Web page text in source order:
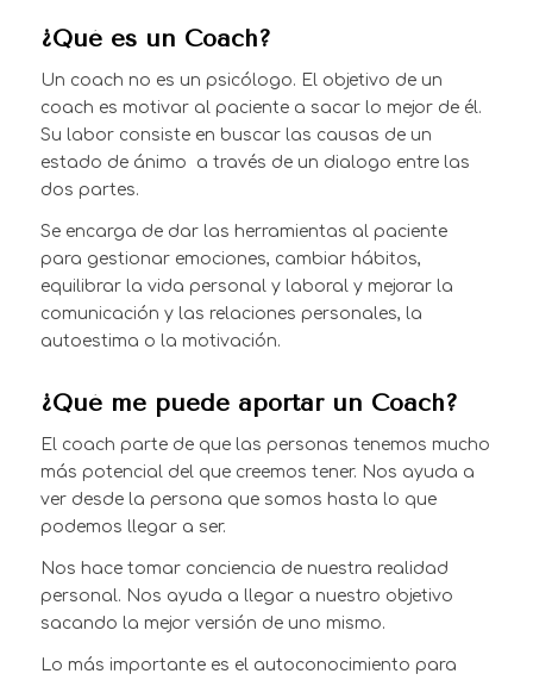
¿Qué es un Coach?
Un coach no es un psicólogo. El objetivo de un
coach es motivar al paciente a sacar lo mejor de él.
Su labor consiste en buscar las causas de un
estado de ánimo a través de un dialogo entre las
dos partes.
Se encarga de dar las herramientas al paciente
para gestionar emociones, cambiar hábitos,
equilibrar la vida personal y laboral y mejorar la
comunicación y las relaciones personales, la
autoestima o la motivación.
¿Qué me puede aportar un Coach?
El coach parte de que las personas tenemos mucho
más potencial del que creemos tener. Nos ayuda a
ver desde la persona que somos hasta lo que
podemos llegar a ser.
Nos hace tomar conciencia de nuestra realidad
personal. Nos ayuda a llegar a nuestro objetivo
sacando la mejor versión de uno mismo.
Lo más importante es el autoconocimiento para